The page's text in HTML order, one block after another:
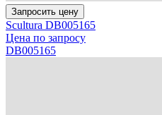
Запросить цену
Scultura DB005165
Цена по запросу
DB005165